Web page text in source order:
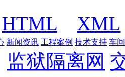
HTML XML
新闻资讯 工程案例 技术支持 车
监狱隔离网